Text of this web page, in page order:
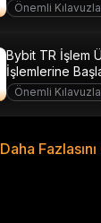
Önemli
Bybit TR İşlem
İşlemlerine
Gerekenler
Önemli
Daha